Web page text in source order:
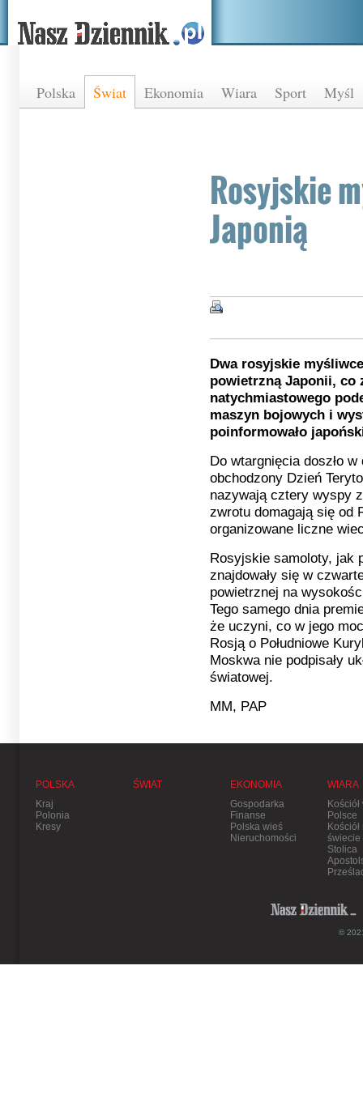
Polska Świat Ekonomia Wiara Sport Myśl
Rosyjskie
Japonią
Dwa rosyjskie
powietrzną Japonii, co
natychmiastowego
maszyn bojowych i
poinformowało
Do wtargnięcia doszło
obchodzony Dzień
nazywają cztery wyspy
zwrotu domagają się od
organizowane liczne
Rosyjskie samoloty, jak
znajdowały się w
powietrznej na
Tego samego dnia
że uczyni, co w jego
Rosją o Południowe
Moskwa nie podpisały
światowej.
MM, PAP
POLSKA
Kraj
Polonia
Kresy
ŚWIAT
EKONOMIA
Gospodarka
Finanse
Polska wieś
Nieruchomości
WIARA
Kościół
Polsce
Kościół
świecie
Stolica
©